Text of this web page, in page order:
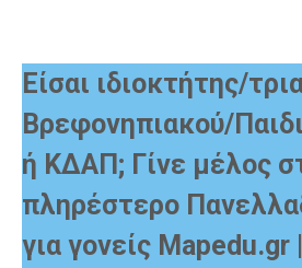
Είσαι ιδιοκτήτης/
Βρεφονηπιακού/
ή ΚΔΑΠ; Γίνε μέλος
πληρέστερο
για γονείς